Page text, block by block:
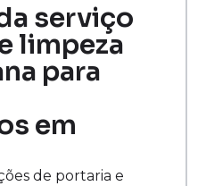
serviço
limpeza
para
em
de portaria e